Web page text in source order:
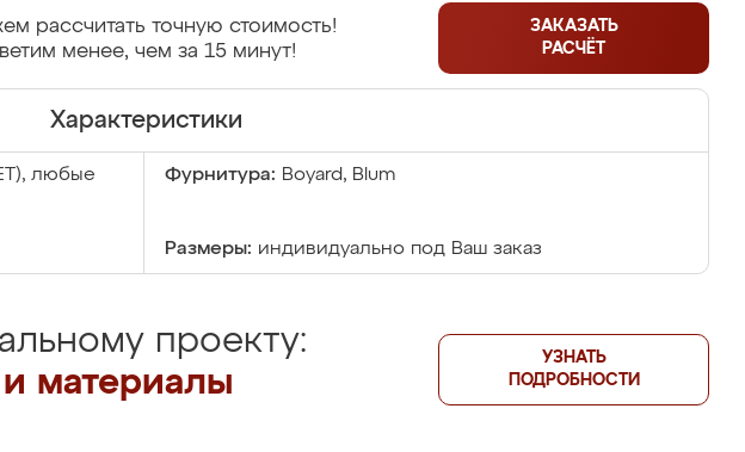
рассчитать точную стоимость!
менее, чем за 15 минут!
ЗАКАЗАТЬ
РАСЧЁТ
Характеристики
любые
Фурнитура: Boyard, Blum
Размеры: индивидуально под Ваш заказ
проекту:
материалы
УЗНАТЬ
ПОДРОБНОСТИ